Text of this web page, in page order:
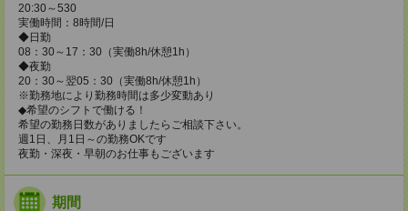
20:30～530
実働時間：8時間/日
◆日勤
08：30～17：30（実働8h/休憩1h）
◆夜勤
20：30～翌05：30（実働8h/休憩1h）
※勤務地により勤務時間は多少変動あり
◆希望のシフトで働ける！
希望の勤務日数がありましたらご相談下さい。
週1日、月1日～の勤務OKです
夜勤・深夜・早朝のお仕事もございます
期間